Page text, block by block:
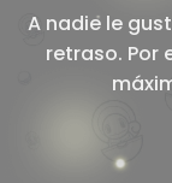
A nadie le
retraso. Por